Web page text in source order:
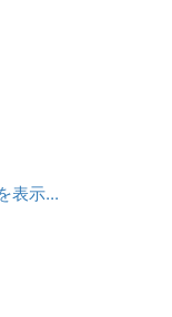
表示...